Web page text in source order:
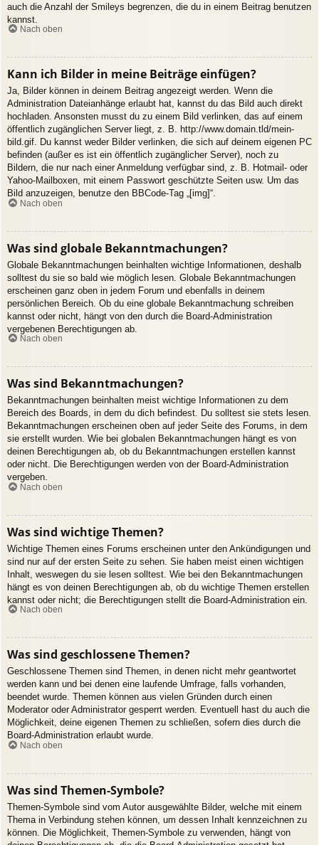
auch die Anzahl der Smileys begrenzen, die du in einem Beitrag benutzen
kannst.
Nach oben
Kann ich Bilder in meine Beiträge einfügen?
Ja, Bilder können in deinem Beitrag angezeigt werden. Wenn die
Administration Dateianhänge erlaubt hat, kannst du das Bild auch direkt
hochladen. Ansonsten musst du zu einem Bild verlinken, das auf einem
öffentlich zugänglichen Server liegt, z. B. http://www.domain.tld/mein-
bild.gif. Du kannst weder Bilder verlinken, die sich auf deinem eigenen PC
befinden (außer es ist ein öffentlich zugänglicher Server), noch zu
Bildern, die nur nach einer Anmeldung verfügbar sind, z. B. Hotmail- oder
Yahoo-Mailboxen, mit einem Passwort geschützte Seiten usw. Um das
Bild anzuzeigen, benutze den BBCode-Tag „[img]“.
Nach oben
Was sind globale Bekanntmachungen?
Globale Bekanntmachungen beinhalten wichtige Informationen, deshalb
solltest du sie so bald wie möglich lesen. Globale Bekanntmachungen
erscheinen ganz oben in jedem Forum und ebenfalls in deinem
persönlichen Bereich. Ob du eine globale Bekanntmachung schreiben
kannst oder nicht, hängt von den durch die Board-Administration
vergebenen Berechtigungen ab.
Nach oben
Was sind Bekanntmachungen?
Bekanntmachungen beinhalten meist wichtige Informationen zu dem
Bereich des Boards, in dem du dich befindest. Du solltest sie stets lesen.
Bekanntmachungen erscheinen oben auf jeder Seite des Forums, in dem
sie erstellt wurden. Wie bei globalen Bekanntmachungen hängt es von
deinen Berechtigungen ab, ob du Bekanntmachungen erstellen kannst
oder nicht. Die Berechtigungen werden von der Board-Administration
vergeben.
Nach oben
Was sind wichtige Themen?
Wichtige Themen eines Forums erscheinen unter den Ankündigungen und
sind nur auf der ersten Seite zu sehen. Sie haben meist einen wichtigen
Inhalt, weswegen du sie lesen solltest. Wie bei den Bekanntmachungen
hängt es von deinen Berechtigungen ab, ob du wichtige Themen erstellen
kannst oder nicht; die Berechtigungen stellt die Board-Administration ein.
Nach oben
Was sind geschlossene Themen?
Geschlossene Themen sind Themen, in denen nicht mehr geantwortet
werden kann und bei denen eine laufende Umfrage, falls vorhanden,
beendet wurde. Themen können aus vielen Gründen durch einen
Moderator oder Administrator gesperrt werden. Eventuell hast du auch die
Möglichkeit, deine eigenen Themen zu schließen, sofern dies durch die
Board-Administration erlaubt wurde.
Nach oben
Was sind Themen-Symbole?
Themen-Symbole sind vom Autor ausgewählte Bilder, welche mit einem
Thema in Verbindung stehen können, um dessen Inhalt kennzeichnen zu
können. Die Möglichkeit, Themen-Symbole zu verwenden, hängt von